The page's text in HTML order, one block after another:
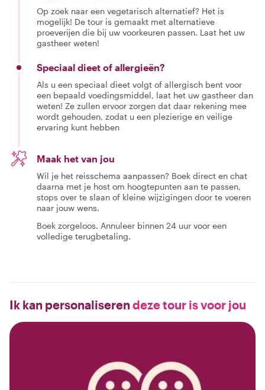
Op zoek naar een vegetarisch alternatief? Het is
mogelijk! De tour is gemaakt met alternatieve
proeverijen die bij uw voorkeuren passen. Laat het uw
gastheer weten!
Speciaal dieet of allergieën?
Als u een speciaal dieet volgt of allergisch bent voor
een bepaald voedingsmiddel, laat het uw gastheer dan
weten! Ze zullen ervoor zorgen dat daar rekening mee
wordt gehouden, zodat u een plezierige en veilige
ervaring kunt hebben
Maak het van jou
Wil je het reisschema aanpassen? Boek direct en chat
daarna met je host om hoogtepunten aan te passen,
stops over te slaan of kleine wijzigingen door te voeren
naar jouw wens.
Boek zorgeloos. Annuleer binnen 24 uur voor een
volledige terugbetaling.
Ik kan personaliseren deze tour is voor jou